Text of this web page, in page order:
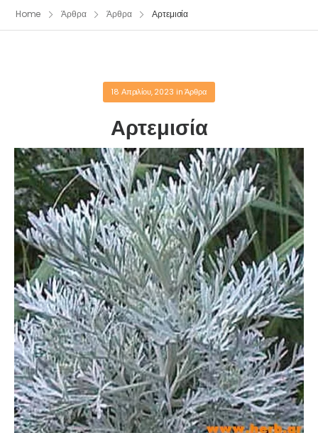
Home Άρθρα Άρθρα Αρτεμισία
18 Απριλίου, 2023 inΆρθρα
Αρτεμισία